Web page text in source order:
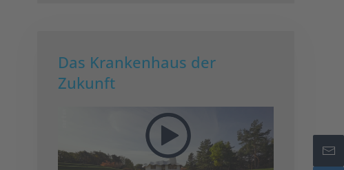
Das Krankenhaus der
Zukunft